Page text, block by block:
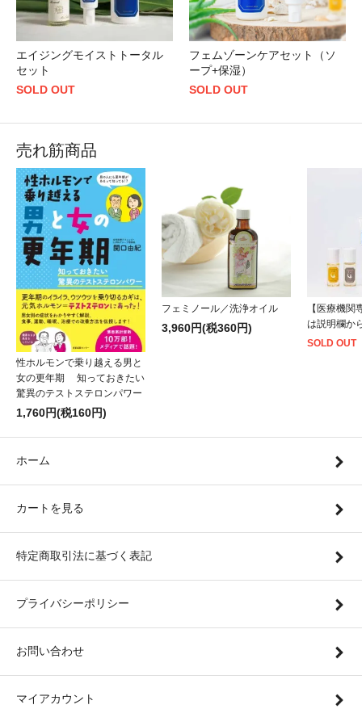
エイジングモイストトータル
セット
SOLD OUT
フェムゾーンケアセット（ソ
ープ+保湿）
SOLD OUT
売れ筋商品
性ホルモンで乗り越える男と
女の更年期 知っておきたい
驚異のテストステロンパワー
1,760円(税160円)
フェミノール／洗浄オイル
3,960円(税360円)
【医療機
は説明欄か
SOLD OUT
ホーム
カートを見る
特定商取引法に基づく表記
プライバシーポリシー
お問い合わせ
マイアカウント